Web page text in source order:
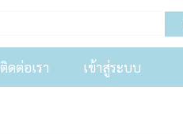
ติดต่อเรา เข้าสู่ระบบ